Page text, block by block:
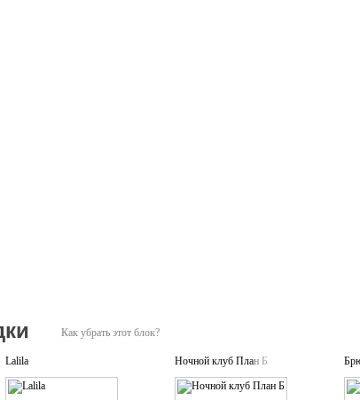
Как убрать этот блок?
Lalila Ночной клуб План Б